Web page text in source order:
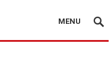
MENU